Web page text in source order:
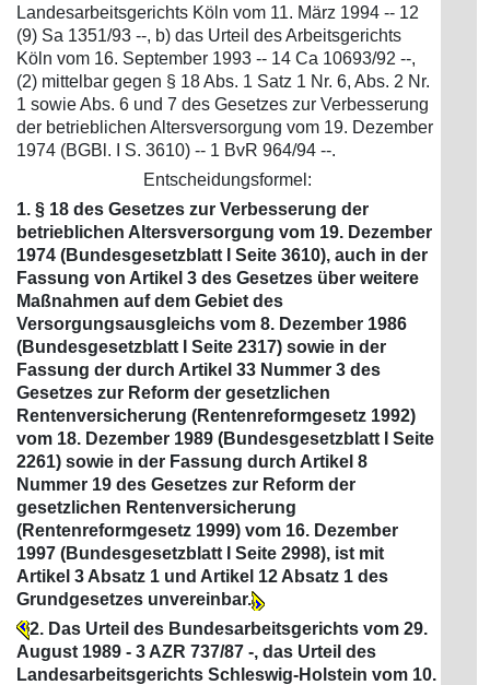
Landesarbeitsgerichts Köln vom 11. März 1994 -- 12
(9) Sa 1351/93 --, b) das Urteil des Arbeitsgerichts
Köln vom 16. September 1993 -- 14 Ca 10693/92 --,
(2) mittelbar gegen § 18 Abs. 1 Satz 1 Nr. 6, Abs. 2 Nr.
1 sowie Abs. 6 und 7 des Gesetzes zur Verbesserung
der betrieblichen Altersversorgung vom 19. Dezember
1974 (BGBl. I S. 3610) -- 1 BvR 964/94 --.
Entscheidungsformel:
1. § 18 des Gesetzes zur Verbesserung der
betrieblichen Altersversorgung vom 19. Dezember
1974 (Bundesgesetzblatt I Seite 3610), auch in der
Fassung von Artikel 3 des Gesetzes über weitere
Maßnahmen auf dem Gebiet des
Versorgungsausgleichs vom 8. Dezember 1986
(Bundesgesetzblatt I Seite 2317) sowie in der
Fassung der durch Artikel 33 Nummer 3 des
Gesetzes zur Reform der gesetzlichen
Rentenversicherung (Rentenreformgesetz 1992)
vom 18. Dezember 1989 (Bundesgesetzblatt I Seite
2261) sowie in der Fassung durch Artikel 8
Nummer 19 des Gesetzes zur Reform der
gesetzlichen Rentenversicherung
(Rentenreformgesetz 1999) vom 16. Dezember
1997 (Bundesgesetzblatt I Seite 2998), ist mit
Artikel 3 Absatz 1 und Artikel 12 Absatz 1 des
Grundgesetzes unvereinbar.
2. Das Urteil des Bundesarbeitsgerichts vom 29.
August 1989 - 3 AZR 737/87 -, das Urteil des
Landesarbeitsgerichts Schleswig-Holstein vom 10.